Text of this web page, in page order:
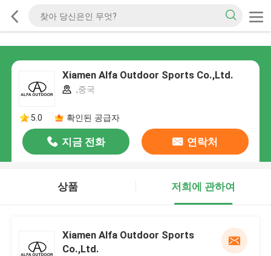
Xiamen Alfa Outdoor Sports Co.,Ltd.
,중국
5.0 확인된 공급자
지금 전화 연락처
상품 저희에 관하여
Xiamen Alfa Outdoor Sports
Co.,Ltd.